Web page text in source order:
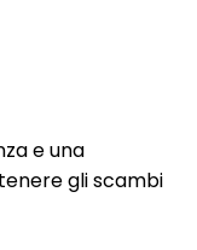
e una
gli scambi